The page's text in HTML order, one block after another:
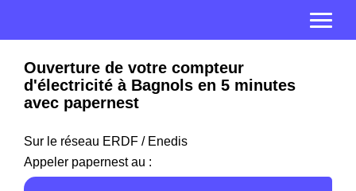
Ouverture de votre compteur
d'électricité à Bagnols en 5 minutes
avec papernest
Sur le réseau ERDF / Enedis
Appeler papernest au :